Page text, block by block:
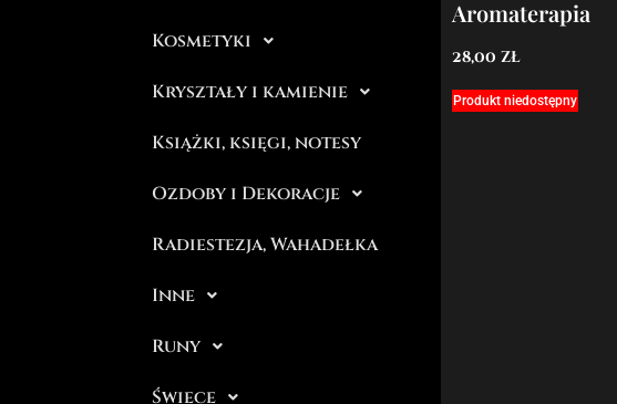
Kosmetyki
Kryształy i kamienie
Książki, księgi, notesy
Ozdoby i Dekoracje
Radiestezja, Wahadełka
Inne
Runy
Świece
Aromaterapia
28,00 zł
Produkt niedostępny